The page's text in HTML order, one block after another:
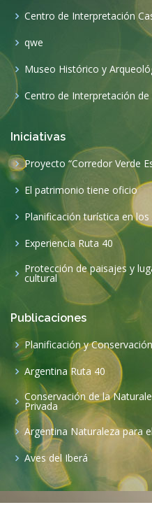
Proyecto “Corredor Verde
El patrimonio tiene oficio
Planificación turística en
Experiencia Ruta 40
cultural
Publicaciones
Planificación y Conservación
Argentina Ruta 40
Conservación de la
Privada
Argentina Naturaleza para el
Aves del Iberá
©2020 Copyright
Designed by